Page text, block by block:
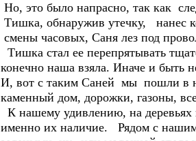
Но, это было напрасно, так как
Тишка, обнаружив утечку, нанес
смены часовых, Саня лез под
Тишка стал ее перепрятывать
конечно наша взяла. Иначе и быть
И, вот с таким Саней мы пошли в
каменный дом, дорожки, газоны,
К нашему удивлению, на
именно их наличие. Рядом с нашим